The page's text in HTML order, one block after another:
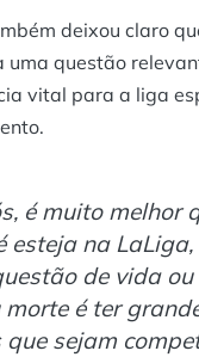
deixou claro
uma questão
vital para a liga
é muito melhor
esteja na
de vida ou
morte é ter
que sejam